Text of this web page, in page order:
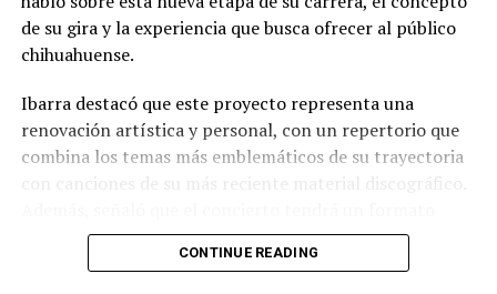
de su gira y la experiencia que busca ofrecer al público
chihuahuense.
Ibarra destacó que este proyecto representa una
renovación artística y personal, con un repertorio que
combina los temas más emblemáticos de su trayectoria
con canciones de su más reciente material discográfico.
pensado para disfrutarse al aire libre, acompañado de
propuestas gastronómicas, talento local y una
CONTINUE READING